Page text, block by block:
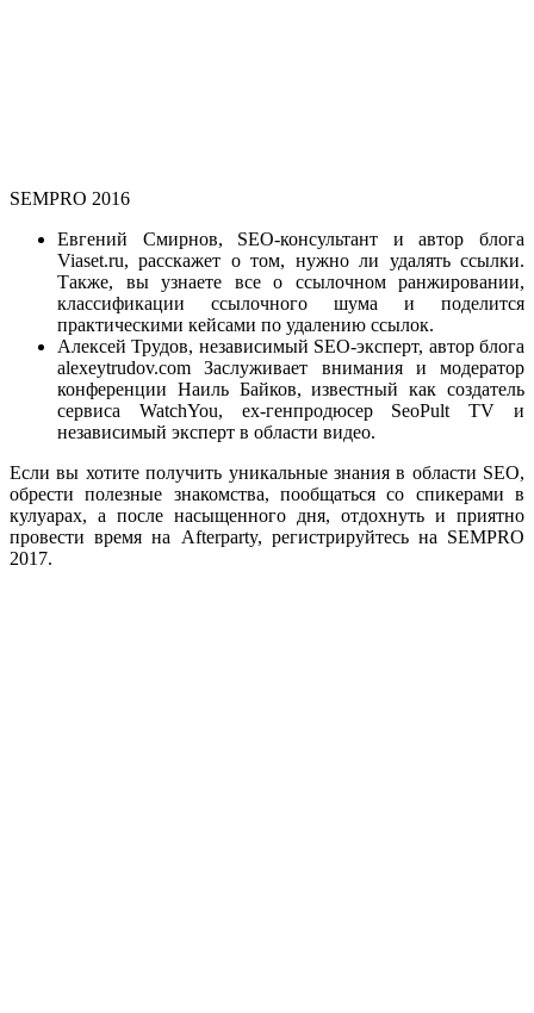
SEMPRO 2016
Евгений Смирнов, SEO-консультант и автор блога
Viaset.ru, расскажет о том, нужно ли удалять ссылки.
Также, вы узнаете все о ссылочном ранжировании,
классификации ссылочного шума и поделится
практическими кейсами по удалению ссылок.
Алексей Трудов, независимый SEO-эксперт, автор блога
alexeytrudov.com Заслуживает внимания и модератор
конференции Наиль Байков, известный как создатель
сервиса WatchYou, ex-генпродюсер SeoPult TV и
независимый эксперт в области видео.
Если вы хотите получить уникальные знания в области SEO,
обрести полезные знакомства, пообщаться со спикерами в
кулуарах, а после насыщенного дня, отдохнуть и приятно
провести время на Afterparty, регистрируйтесь на SEMPRO
2017.